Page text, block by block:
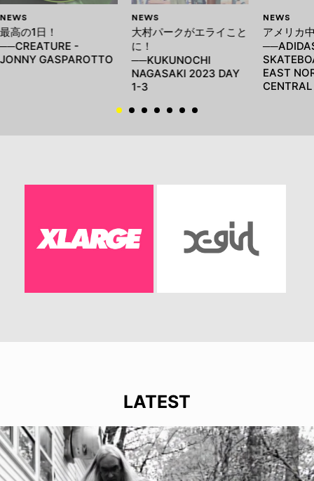
NEWS
最高の1日！
──CREATURE -
JONNY GASPAROTTO
NEWS
大村パークがエライこと
に！
──KUKUNOCHI
NAGASAKI 2023 DAY
1-3
NEWS
アメリカ
EAST
CENTRAL
LATEST